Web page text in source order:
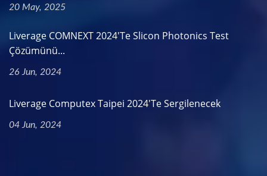
20 May, 2025
Liverage COMNEXT 2024'te Slicon Photonics Test
Çözümünü...
26 Jun, 2024
Liverage Computex Taipei 2024'te Sergilenecek
04 Jun, 2024